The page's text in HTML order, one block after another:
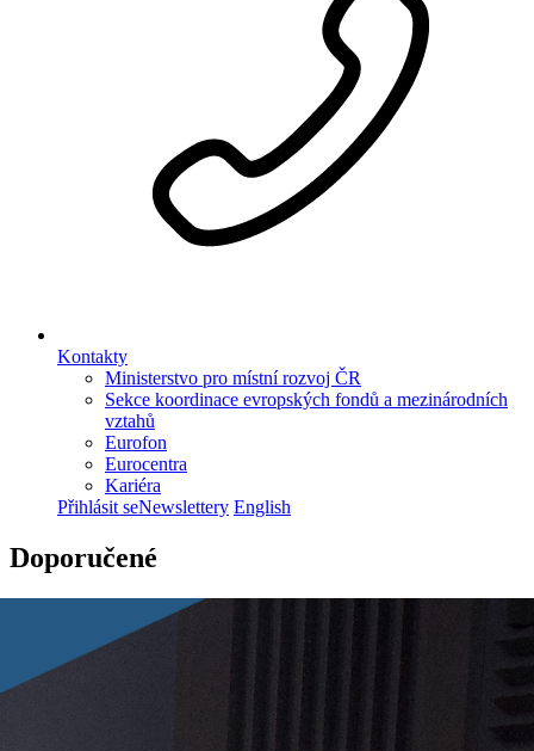
Kontakty
Ministerstvo pro místní rozvoj ČR
Sekce koordinace evropských fondů a mezinárodních
vztahů
Eurofon
Eurocentra
Kariéra
Přihlásit seNewslettery English
Doporučené